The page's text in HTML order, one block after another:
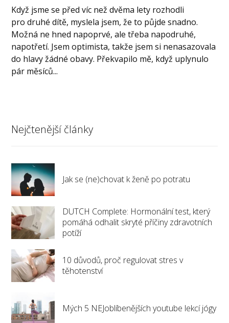
Když jsme se před víc než dvěma lety rozhodli
pro druhé dítě, myslela jsem, že to půjde snadno.
Možná ne hned napoprvé, ale třeba napodruhé,
napotřetí. Jsem optimista, takže jsem si nenasazovala
do hlavy žádné obavy. Překvapilo mě, když uplynulo
pár měsíců...
Nejčtenější články
Jak se (ne)chovat k ženě po potratu
DUTCH Complete: Hormonální test, který
pomáhá odhalit skryté příčiny zdravotních
potíží
10 důvodů, proč regulovat stres v
těhotenství
Mých 5 NEJoblíbenějších youtube lekcí jógy